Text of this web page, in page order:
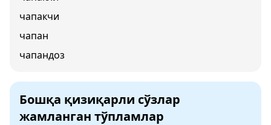
чапакчи
чапан
чапандоз
Бошқа қизиқарли сўзлар
жамланган тўпламлар